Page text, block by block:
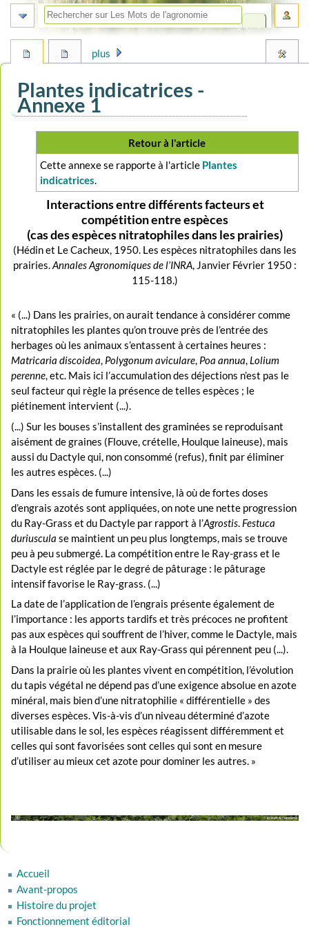
Plantes indicatrices -
Annexe 1
navigation
recherche
Retour à l'article
Cette annexe se rapporte à l'article Plantes
indicatrices.
Interactions entre différents facteurs et
compétition entre espèces
(cas des espèces nitratophiles dans les prairies)
(Hédin et Le Cacheux, 1950. Les espèces nitratophiles dans les
prairies.Annales Agronomiques de l’INRA, Janvier Février 1950 :
115-118.)
« (...) Dans les prairies, on aurait tendance à considérer comme
nitratophiles les plantes qu’on trouve près de l’entrée des
herbages où les animaux s’entassent à certaines heures :
Matricaria discoidea, Polygonum aviculare, Poa annua, Lolium
perenne, etc. Mais ici l’accumulation des déjections n’est pas le
seul facteur qui règle la présence de telles espèces ; le
piétinement intervient (...).
(...) Sur les bouses s’installent des graminées se reproduisant
aisément de graines (Flouve, crételle, Houlque laineuse), mais
aussi du Dactyle qui, non consommé (refus), finit par éliminer
les autres espèces. (...)
Dans les essais de fumure intensive, là où de fortes doses
d’engrais azotés sont appliquées, on note une nette progression
du Ray-Grass et du Dactyle par rapport à l’Agrostis. Festuca
duriuscula se maintient un peu plus longtemps, mais se trouve
peu à peu submergé. La compétition entre le Ray-grass et le
Dactyle est réglée par le degré de pâturage : le pâturage
intensif favorise le Ray-grass. (...)
La date de l’application de l’engrais présente également de
l’importance : les apports tardifs et très précoces ne profitent
pas aux espèces qui souffrent de l’hiver, comme le Dactyle, mais
à la Houlque laineuse et aux Ray-Grass qui pérennent peu (...).
Dans la prairie où les plantes vivent en compétition, l’évolution
du tapis végétal ne dépend pas d’une exigence absolue en azote
minéral, mais bien d’une nitratophilie « différentielle » des
diverses espèces. Vis-à-vis d’un niveau déterminé d’azote
utilisable dans le sol, les espèces réagissent différemment et
celles qui sont favorisées sont celles qui sont en mesure
d’utiliser au mieux cet azote pour dominer les autres. »
plus
Accueil
Avant-propos
Histoire du projet
Fonctionnement éditorial